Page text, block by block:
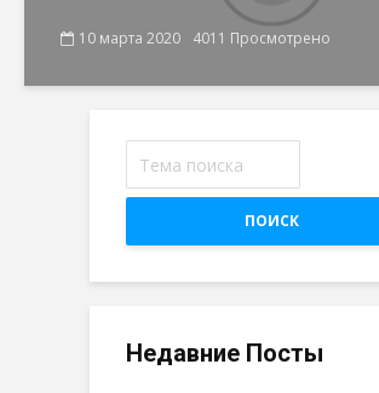
10 марта 2020 4011 Просмотрено
ПОИСК
Недавние Посты